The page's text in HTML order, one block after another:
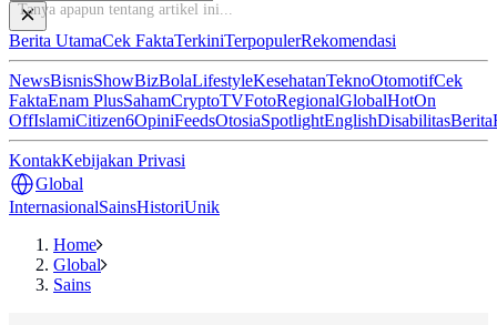
Tanya apapun tenta
Berita UtamaCek FaktaTerkiniTerpopulerRekomendasi
NewsBisnisShowBizBolaLifestyleKesehatanTeknoOtomotifCek
FaktaEnam PlusSahamCryptoTVFotoRegionalGlobalHotOn
OffIslamiCitizen6OpiniFeedsOtosiaSpotlightEnglishDisabilitasBerita
KontakKebijakan Privasi
Global
InternasionalSainsHistoriUnik
Home
Global
Sains